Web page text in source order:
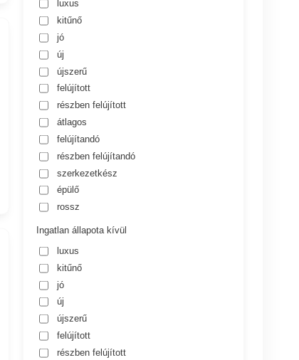
luxus
kitűnő
jó
új
újszerű
felújított
részben felújított
átlagos
felújítandó
részben felújítandó
szerkezetkész
épülő
rossz
Ingatlan állapota kívül
luxus
kitűnő
jó
új
újszerű
felújított
részben felújított